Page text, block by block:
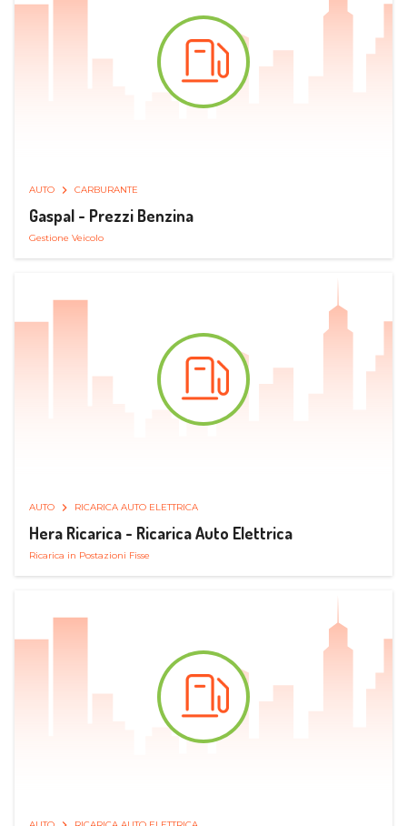
AUTO CARBURANTE
Gaspal - Prezzi Benzina
Gestione Veicolo
AUTO RICARICA AUTO ELETTRICA
Hera Ricarica - Ricarica Auto Elettrica
Ricarica in Postazioni Fisse